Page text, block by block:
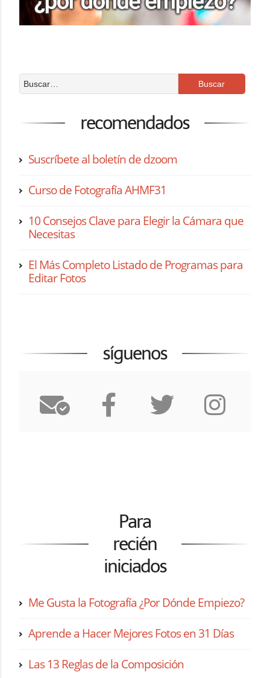
recomendados
Suscríbete al boletín de dzoom
Curso de Fotografía AHMF31
10 Consejos Clave para Elegir la Cámara que
Necesitas
El Más Completo Listado de Programas para
Editar Fotos
síguenos
Para
recién
iniciados
Me Gusta la Fotografía ¿Por Dónde Empiezo?
Aprende a Hacer Mejores Fotos en 31 Días
Las 13 Reglas de la Composición